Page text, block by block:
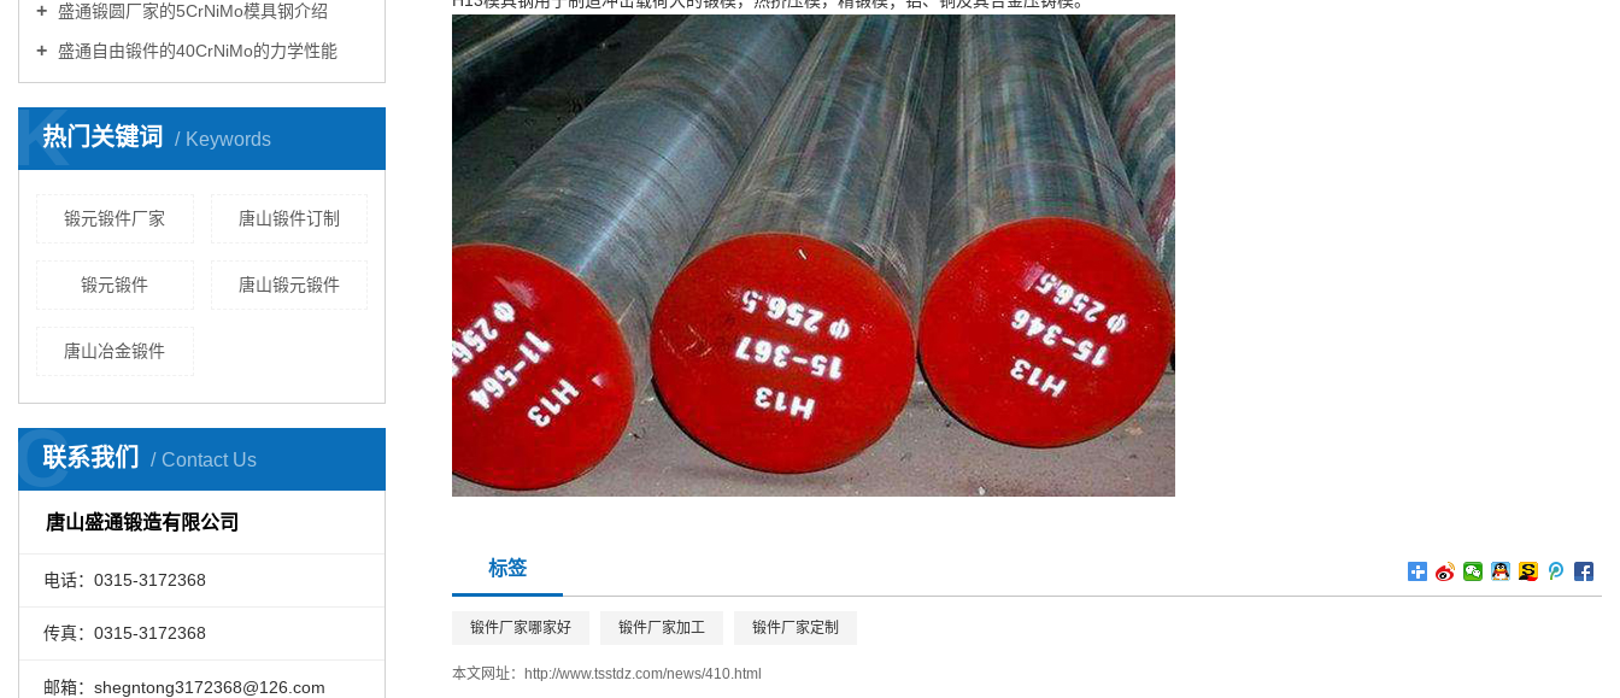
盛通锻圆厂家的5CrNiMo模具钢介绍
盛通自由锻件的40CrNiMo的力学性能
热门关键词 Keywords
K
锻元锻件厂家 唐山锻件订制
锻元锻件 唐山锻元锻件
唐山冶金锻件
联系我们 Contact Us
C
唐山盛通锻造有限公司
电话：0315-3172368
传真：0315-3172368
邮箱：shegntong3172368@126.com
标签
锻件厂家哪家好 锻件厂家加工 锻件厂家定制
本文网址： http://www.tsstdz.com/news/410.html